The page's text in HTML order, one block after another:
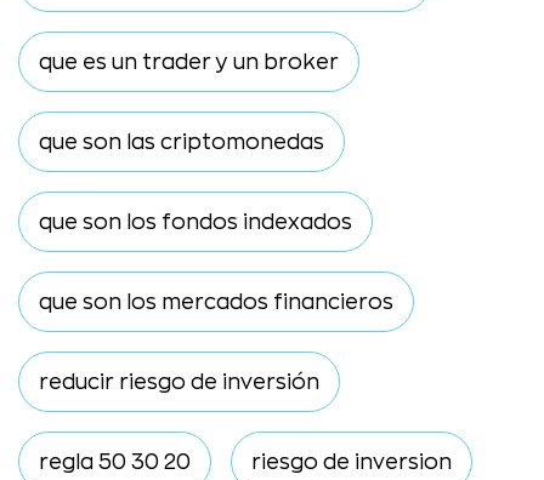
que es un trader y un broker
que son las criptomonedas
que son los fondos indexados
que son los mercados financieros
reducir riesgo de inversión
regla 50 30 20 riesgo de inversion